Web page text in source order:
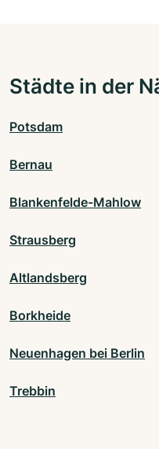
Städte in der
Potsdam
Bernau
Blankenfelde-Mahlow
Strausberg
Altlandsberg
Borkheide
Neuenhagen bei Berlin
Trebbin